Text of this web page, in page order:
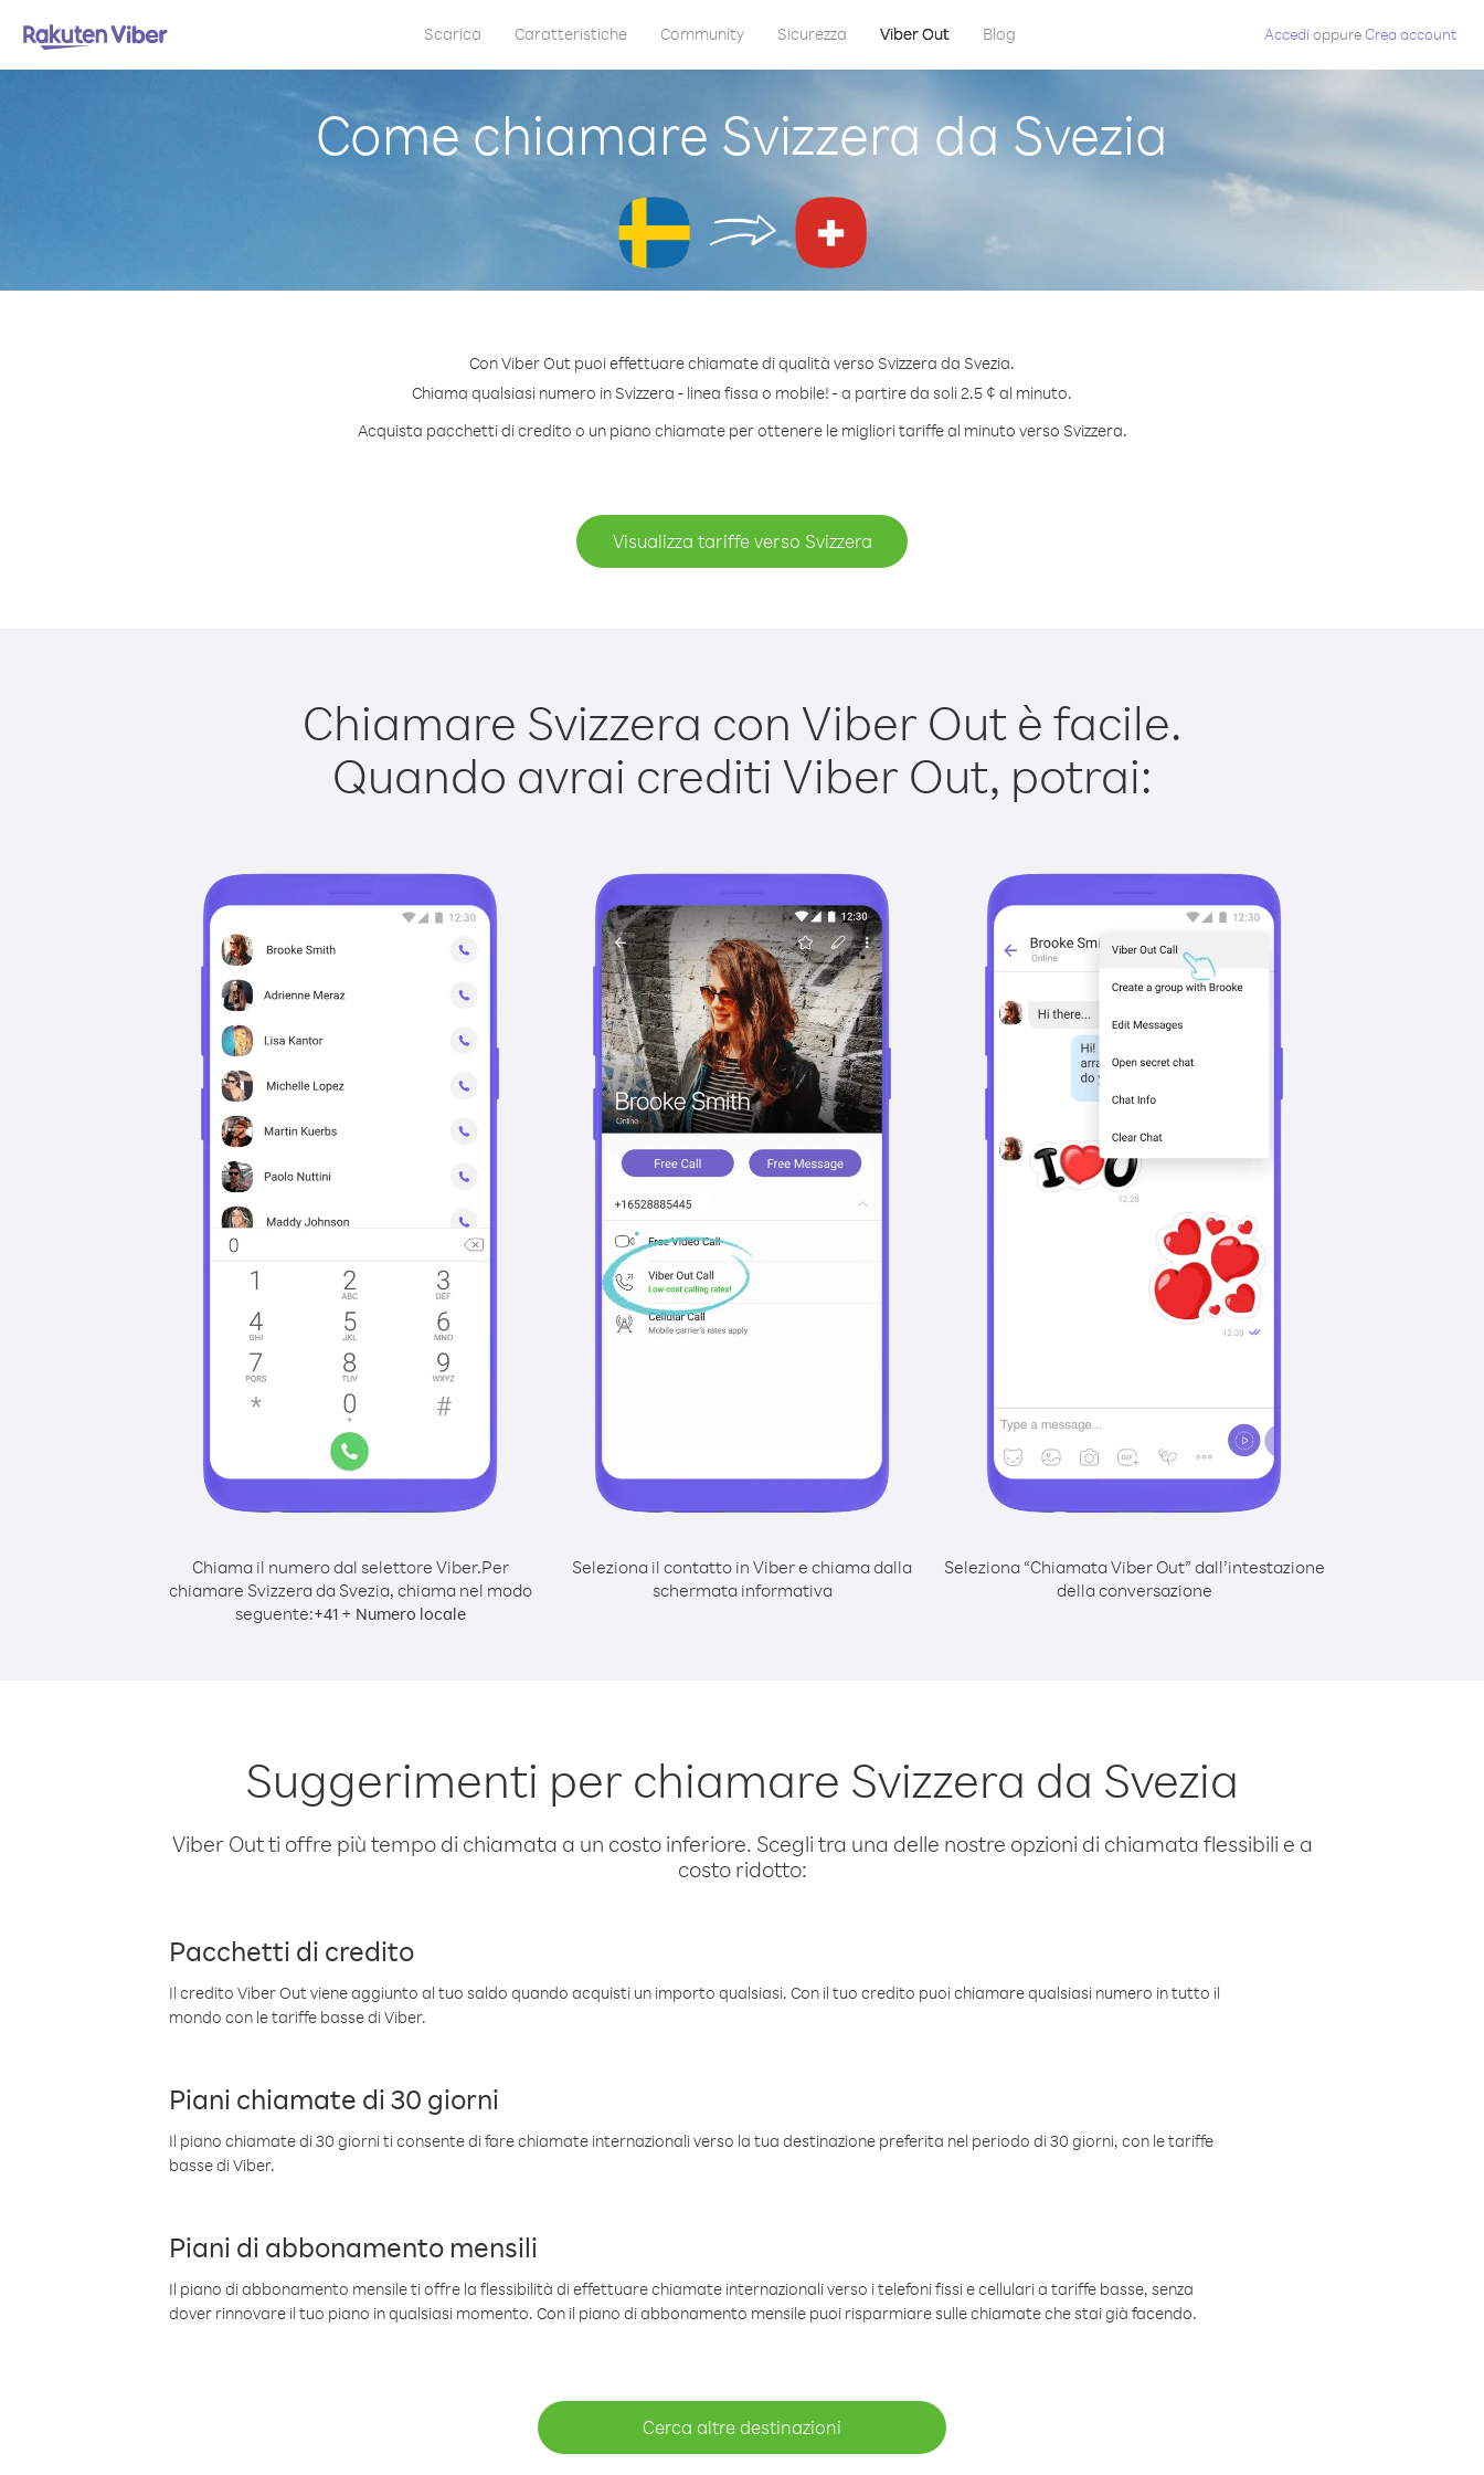
Scarica Caratteristiche Community Sicurezza Viber Out Blog Accedi oppureCrea account
Come chiamare Svizzera da Svezia
Con Viber Out puoi effettuare chiamate di qualità verso Svizzera da Svezia.
Chiama qualsiasi numero in Svizzera - linea fissa o mobile! - a partire da soli 2.5 ¢ al minuto.
Acquista pacchetti di credito o un piano chiamate per ottenere le migliori tariffe al minuto verso Svizzera.
Visualizza tariffe verso Svizzera
Chiamare Svizzera con Viber Out è facile.
Quando avrai crediti Viber Out, potrai:
Chiama il numero dal selettore Viber.Per
chiamare Svizzera da Svezia, chiama nel modo
seguente:+41+ Numero locale
Seleziona il contatto in Viber e chiama dalla
schermata informativa
Seleziona “Chiamata Viber Out” dall’intestazione
della conversazione
Suggerimenti per chiamare Svizzera da Svezia
Viber Out ti offre più tempo di chiamata a un costo inferiore. Scegli tra una delle nostre opzioni di chiamata flessibili e a
costo ridotto:
Pacchetti di credito
Il credito Viber Out viene aggiunto al tuo saldo quando acquisti un importo qualsiasi. Con il tuo credito puoi chiamare qualsiasi numero in tutto il
mondo con le tariffe basse di Viber.
Piani chiamate di 30 giorni
Il piano chiamate di 30 giorni ti consente di fare chiamate internazionali verso la tua destinazione preferita nel periodo di 30 giorni, con le tariffe
basse di Viber.
Piani di abbonamento mensili
Il piano di abbonamento mensile ti offre la flessibilità di effettuare chiamate internazionali verso i telefoni fissi e cellulari a tariffe basse, senza
dover rinnovare il tuo piano in qualsiasi momento. Con il piano di abbonamento mensile puoi risparmiare sulle chiamate che stai già facendo.
Cerca altre destinazioni